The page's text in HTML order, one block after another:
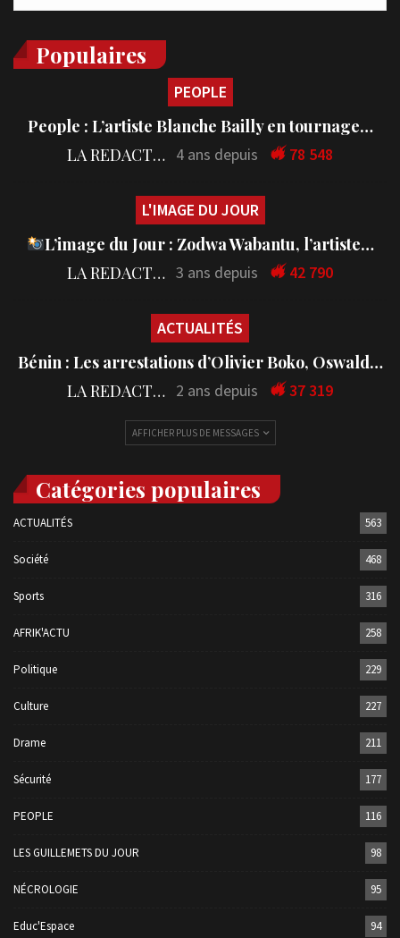
Populaires
PEOPLE
People : L’artiste Blanche Bailly en tournage…
LA REDACTION 4 ans depuis 78 548
L'IMAGE DU JOUR
L’image du Jour : Zodwa Wabantu, l’artiste…
LA REDACTION 3 ans depuis 42 790
ACTUALITÉS
Bénin : Les arrestations d’Olivier Boko, Oswald…
LA REDACTION 2 ans depuis 37 319
AFFICHER PLUS DE MESSAGES
Catégories populaires
ACTUALITÉS 563
Société 468
Sports 316
AFRIK'ACTU 258
Politique 229
Culture 227
Drame 211
Sécurité 177
PEOPLE 116
LES GUILLEMETS DU JOUR 98
NÉCROLOGIE 95
Educ'Espace 94